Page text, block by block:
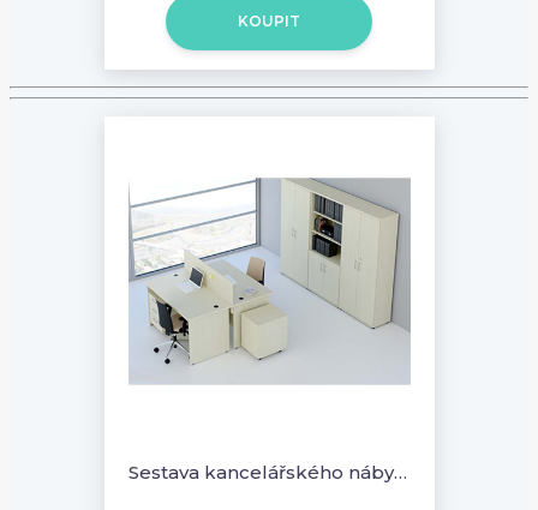
KOUPIT
Sestava kancelářského nábytku Komfort 6 calvados - R111006 03